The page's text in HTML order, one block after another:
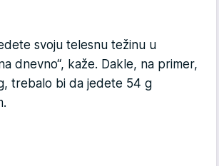
svoju telesnu težinu u
dnevno“, kaže. Dakle, na primer,
trebalo bi da jedete 54 g